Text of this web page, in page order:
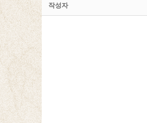
작성자